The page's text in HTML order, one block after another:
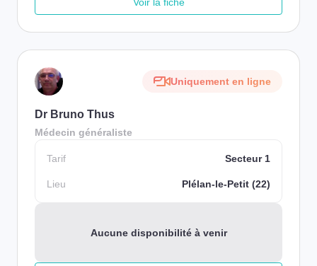
Uniquement en ligne
Dr Bruno Thus
Médecin généraliste
Tarif Secteur 1
Lieu Plélan-le-Petit (22)
Aucune disponibilité à venir